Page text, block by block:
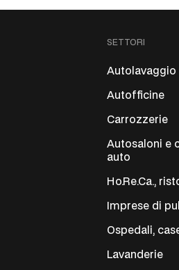
SETTORI
Autolavaggio
Autofficine
Carrozzerie
Autosaloni e
auto
Ho.Re.Ca.,
Imprese di
Ospedali,
Lavanderie